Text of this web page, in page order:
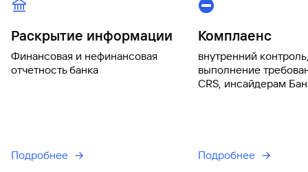
Раскрытие информации
Финансовая и нефинансовая
отчетность банка
Подробнее
Комплаенс
внутренний
выполнение
CRS, инсайдерам
Подробнее